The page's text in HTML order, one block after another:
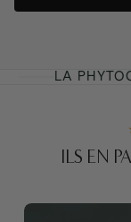
LA
ILS EN